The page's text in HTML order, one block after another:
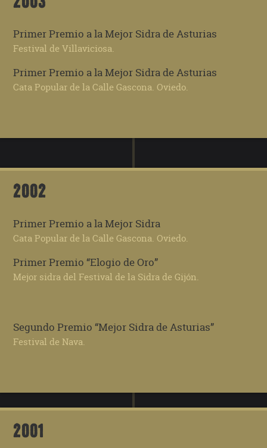
Primer Premio a la Mejor Sidra de Asturias
Festival de Villaviciosa.
Primer Premio a la Mejor Sidra de Asturias
Cata Popular de la Calle Gascona. Oviedo.
2002
Primer Premio a la Mejor Sidra
Cata Popular de la Calle Gascona. Oviedo.
Primer Premio “Elogio de Oro”
Mejor sidra del Festival de la Sidra de Gijón.
Segundo Premio “Mejor Sidra de Asturias”
Festival de Nava.
2001